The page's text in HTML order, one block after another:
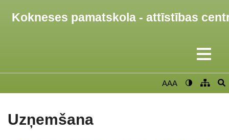
Kokneses pamatskola - attīstības
AAA
Uzņemšana